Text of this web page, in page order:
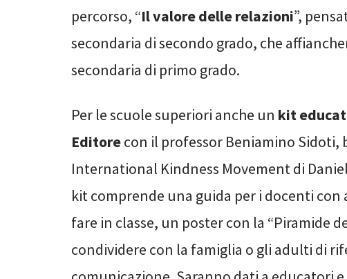
percorso, “Il valore delle relazioni”,
secondaria di secondo grado, che
secondaria di primo grado.
Per le scuole superiori anche un kit
Editorecon il professor Beniamino Sidoti,
International Kindness Movement di
kit comprende una guida per i docenti
fare in classe, un poster con la “Piramide
condividere con la famiglia o gli adulti di